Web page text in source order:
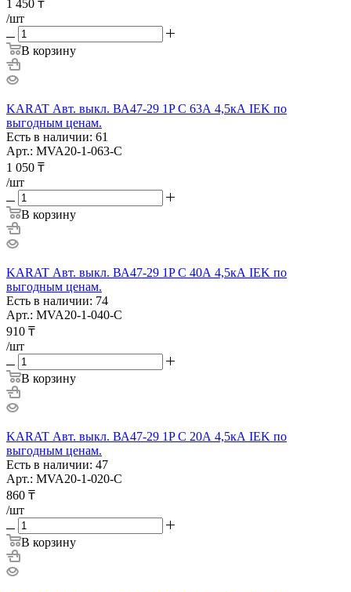
1 450 ₸
/шт
В корзину
KARAT Авт. выкл. ВА47-29 1P C 63А 4,5кА IEK по
выгодным ценам.
Есть в наличии: 61
Арт.: MVA20-1-063-C
1 050 ₸
/шт
В корзину
KARAT Авт. выкл. ВА47-29 1P C 40А 4,5кА IEK по
выгодным ценам.
Есть в наличии: 74
Арт.: MVA20-1-040-C
910 ₸
/шт
В корзину
KARAT Авт. выкл. ВА47-29 1P C 20А 4,5кА IEK по
выгодным ценам.
Есть в наличии: 47
Арт.: MVA20-1-020-C
860 ₸
/шт
В корзину